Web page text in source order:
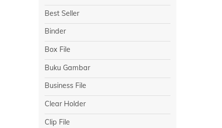
Best Seller
Binder
Box File
Buku Gambar
Business File
Clear Holder
Clip File